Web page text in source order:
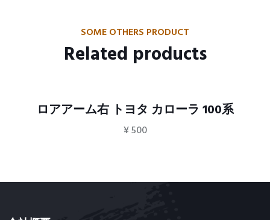
SOME OTHERS PRODUCT
Related products
ロアアーム右 トヨタ カローラ 100系
¥500